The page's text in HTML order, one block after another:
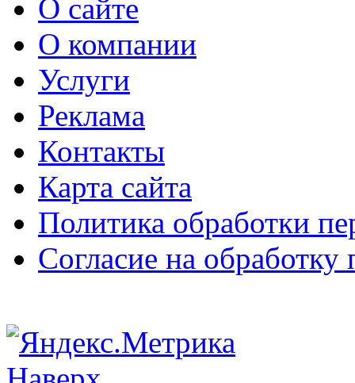
О сайте
О компании
Услуги
Реклама
Контакты
Карта сайта
Политика обработки
Согласие на